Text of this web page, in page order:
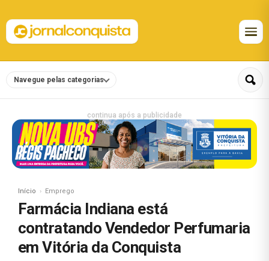
Navegue pelas categorias
continua após a publicidade
Início Emprego
Farmácia Indiana está
contratando Vendedor Perfumaria
em Vitória da Conquista